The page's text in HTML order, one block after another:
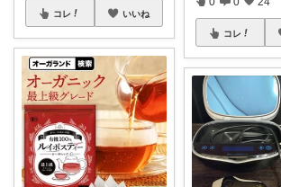
コレ いいね
コレ